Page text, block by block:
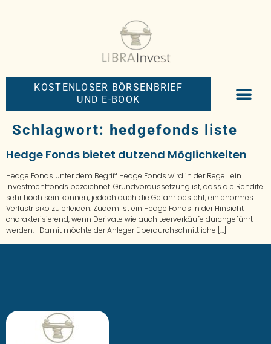
KOSTENLOSER BÖRSENBRIEF
UND E-BOOK
Schlagwort: hedgefonds liste
Hedge Fonds bietet dutzend Möglichkeiten
Hedge Fonds Unter dem Begriff Hedge Fonds wird in der Regel ein
Investmentfonds bezeichnet. Grundvoraussetzung ist, dass die Rendite
sehr hoch sein können, jedoch auch die Gefahr besteht, ein enormes
Verlustrisiko zu erleiden. Zudem ist ein Hedge Fonds in der Hinsicht
charakterisierend, wenn Derivate wie auch Leerverkäufe durchgeführt
werden. Damit möchte der Anleger überdurchschnittliche […]